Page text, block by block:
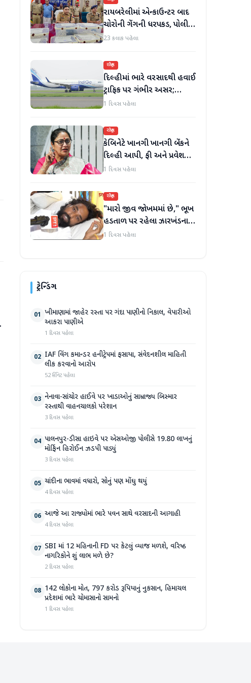
રાયબરેલીમાં એન્કાઉન્ટર બાદ
ચોરોની ગેંગની ધરપકડ, પોલીસે
12.4 કિલો ચાંદીના દાગીના
23 કલાક પહેલા
રાષ્ટ્રીય
દિલ્હીમાં ભારે વરસાદથી હવાઈ
ટ્રાફિક પર ગંભીર અસર;
ઈન્ડિગોએ મુસાફરો માટે
1 દિવસ પહેલા
રાષ્ટ્રીય
કેબિનેટે ખાનગી ખાનગી બેંકને
દિલ્હી આપી, ફી અને પ્રવેશ
માટે નવા નિયમો વિશે જાણો
1 દિવસ પહેલા
રાષ્ટ્રીય
"મારો જીવ જોખમમાં છે," ભૂખ
હડતાળ પર રહેલા ઝારખંડના
વિદ્યાર્થી નેતા દેવેન્દ્ર નાથ
1 દિવસ પહેલા
ટ્રેન્ડિંગ
01 ખીમાણામાં જાહેર રસ્તા પર ગંદા પાણીનો નિકાલ, વેપારીઓ
આકરા પાણીએ
1 દિવસ પહેલા
02 IAF વિંગ કમાન્ડર હનીટ્રેપમાં ફસાયા, સંવેદનશીલ માહિતી
લીક કરવાનો આરોપ
52 મિનિટ પહેલા
03 નેનાવા-સાંચોર હાઈવે પર ખાડાઓનું સામ્રાજ્ય બિસ્માર
રસ્તાથી વાહનચાલકો પરેશાન
3 દિવસ પહેલા
04 પાલનપુર-ડીસા હાઇવે પર એસઓજી પોલીસે 19.80 લાખનું
મોર્ફિન હિરોઈન ઝડપી પાડ્યું
3 દિવસ પહેલા
05 ચાંદીના ભાવમાં વધારો, સોનું પણ મોંઘુ થયું
4 દિવસ પહેલા
06 આજે આ રાજ્યોમાં ભારે પવન સાથે વરસાદની આગાહી
4 દિવસ પહેલા
07 SBI માં 12 મહિનાની FD પર કેટલું વ્યાજ મળશે, વરિષ્ઠ
નાગરિકોને શું લાભ મળે છે?
2 દિવસ પહેલા
08 142 લોકોના મોત, 797 કરોડ રૂપિયાનું નુકસાન, હિમાચલ
પ્રદેશમાં ભારે ચોમાસાનો સામનો
1 દિવસ પહેલા